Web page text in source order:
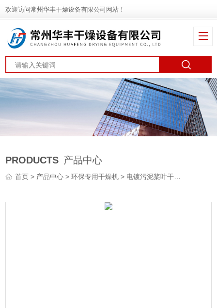
欢迎访问常州华丰干燥设备有限公司网站！
PRODUCTS 产品中心
首页> 产品中心 >环保专用干燥机 > 电镀污泥桨叶干燥机